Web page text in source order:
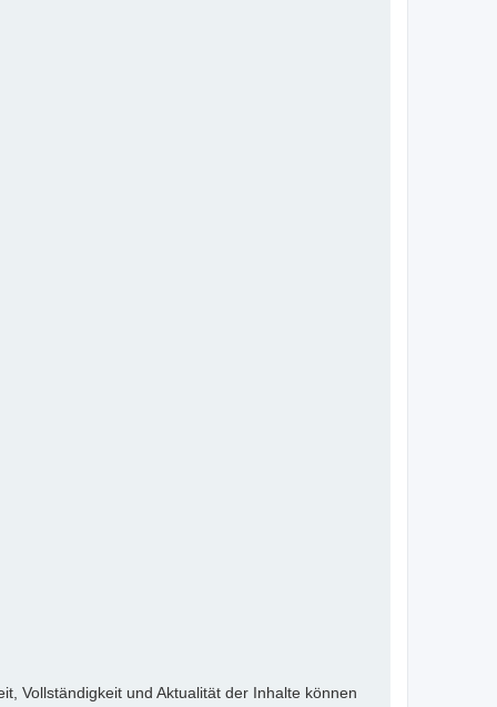
Vollständigkeit und Aktualität der Inhalte können